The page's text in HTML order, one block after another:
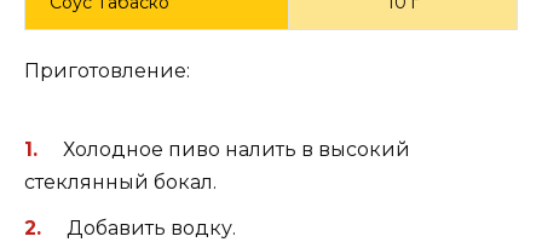
Приготовление:
Холодное пиво налить в высокий
стеклянный бокал.
Добавить водку.